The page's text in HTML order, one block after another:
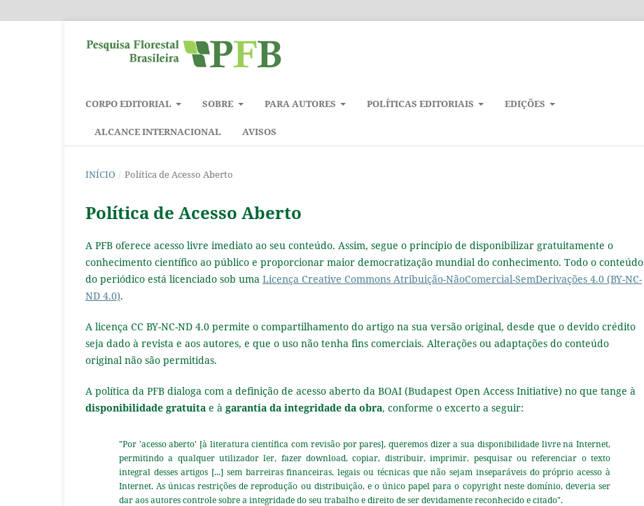
CORPO EDITORIAL SOBRE PARA AUTORES POLÍTICAS EDITORIAIS EDIÇÕES
ALCANCE INTERNACIONAL AVISOS
INÍCIO / Política de Acesso Aberto
Política de Acesso Aberto
A PFB oferece acesso livre imediato ao seu conteúdo. Assim, segue o princípio de disponibilizar gratuitamente o
conhecimento científico ao público e proporcionar maior democratização mundial do conhecimento. Todo o conteúdo
do periódico está licenciado sob uma Licença Creative Commons Atribuição-NãoComercial-SemDerivações 4.0 (BY-NC-
ND 4.0).
A licença CC BY-NC-ND 4.0 permite o compartilhamento do artigo na sua versão original, desde que o devido crédito
seja dado à revista e aos autores, e que o uso não tenha fins comerciais. Alterações ou adaptações do conteúdo
original não são permitidas.
A política da PFB dialoga com a definição de acesso aberto da BOAI (Budapest Open Access Initiative) no que tange à
disponibilidade gratuita e à garantia da integridade da obra, conforme o excerto a seguir:
"Por 'acesso aberto' [à literatura científica com revisão por pares], queremos dizer a sua disponibilidade livre na Internet,
permitindo a qualquer utilizador ler, fazer download, copiar, distribuir, imprimir, pesquisar ou referenciar o texto
integral desses artigos [...] sem barreiras financeiras, legais ou técnicas que não sejam inseparáveis do próprio acesso à
Internet. As únicas restrições de reprodução ou distribuição, e o único papel para o copyright neste domínio, deveria ser
dar aos autores controle sobre a integridade do seu trabalho e direito de ser devidamente reconhecido e citado".